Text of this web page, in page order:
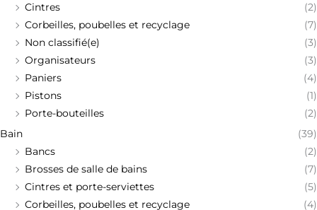
Cintres
(2)
Corbeilles, poubelles et recyclage
(7)
Non classifié(e)
(3)
Organisateurs
(3)
Paniers
(4)
Pistons
(1)
Porte-bouteilles
(2)
Bain
(39)
Bancs
(2)
Brosses de salle de bains
(7)
Cintres et porte-serviettes
(5)
Corbeilles, poubelles et recyclage
(4)